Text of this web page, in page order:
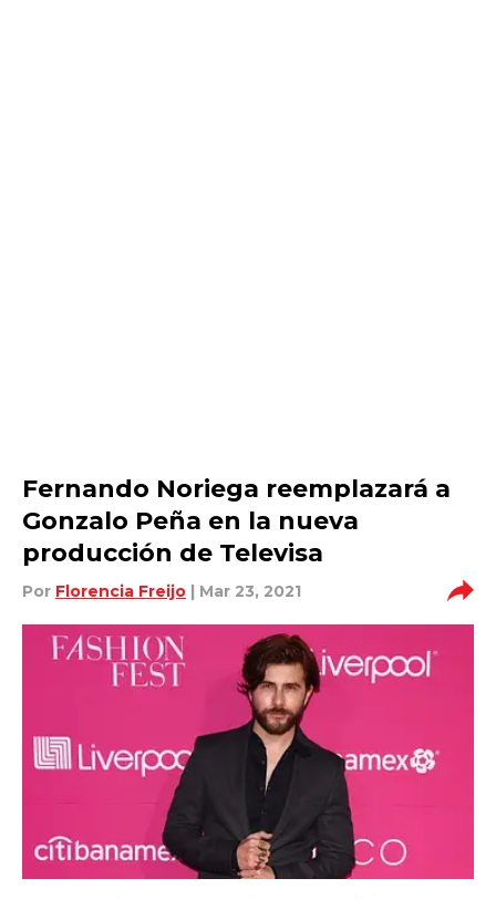
Fernando Noriega reemplazará a
Gonzalo Peña en la nueva
producción de Televisa
Por Florencia Freijo | Mar 23, 2021